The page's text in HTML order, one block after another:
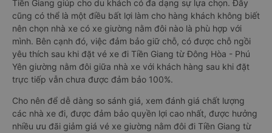
Tiền Giang giúp cho du khách có đa dạng sự lựa chọn. Đây
cũng có thể là một điều bất lợi làm cho hàng khách không biết
nên chọn nhà xe có xe giường nằm đôi nào là phù hợp với
mình. Bên cạnh đó, việc đảm bảo giữ chỗ, có được chỗ ngồi
yêu thích sau khi đặt vé xe đi Tiền Giang từ Đông Hòa - Phú
Yên giường nằm đôi giữa nhà xe với khách hàng sau khi đặt
trực tiếp vẫn chưa được đảm bảo 100%.
Cho nên để dễ dàng so sánh giá, xem đánh giá chất lượng
các nhà xe đi, được đảm bảo quyền lợi cao nhất, được hưởng
nhiều ưu đãi giảm giá vé xe giường nằm đôi đi Tiền Giang từ